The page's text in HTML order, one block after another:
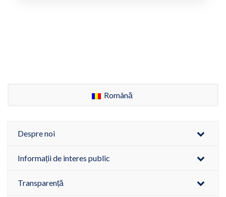
Română
Despre noi
Informații de interes public
Transparență